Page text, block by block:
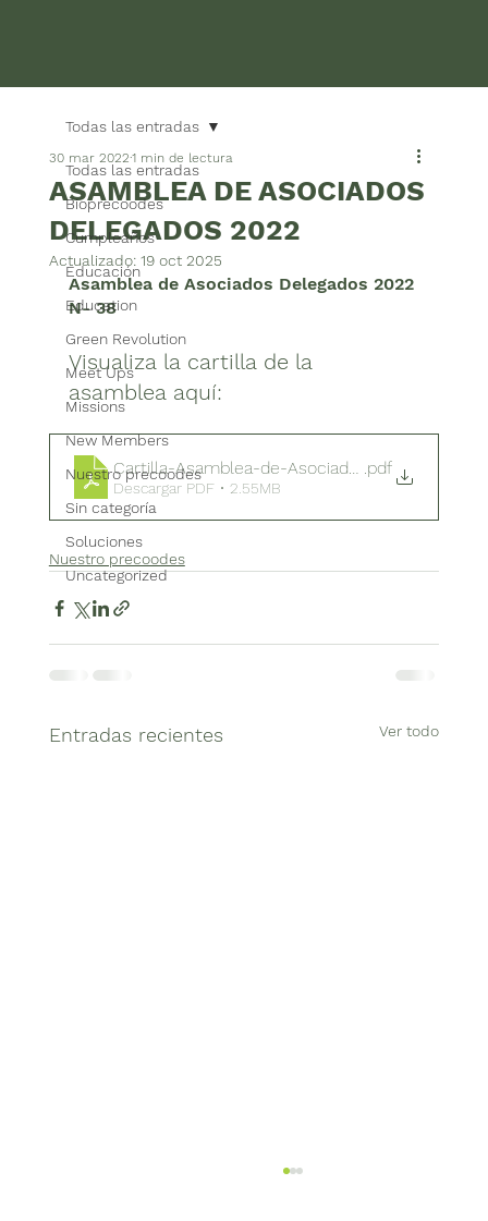
Todas las entradas
Bioprecoodes
Cumpleaños
Educación
Education
Green Revolution
Meet Ups
Missions
New Members
Nuestro precoodes
Sin categoría
Soluciones
Uncategorized
Todas las entradas
ASAMBLEA DE ASOCIADOS
DELEGADOS 2022
30 mar 20221 min de lectura
Actualizado: 19 oct 2025
Asamblea de Asociados Delegados 2022
N- 38
Visualiza la cartilla de la
asamblea aquí:
Cartilla-Asamblea-de-Asociados-Delegados-
.pdf
Descargar PDF • 2.55MB
Nuestro precoodes
Entradas recientes Ver todo